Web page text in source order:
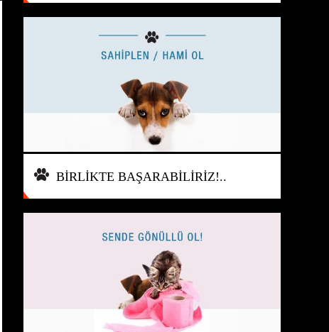
BİRLİKTE BAŞARABİLİRİZ!..